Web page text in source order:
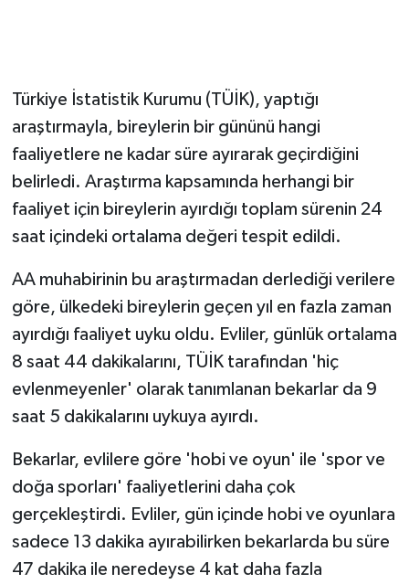
Türkiye İstatistik Kurumu (TÜİK), yaptığı
araştırmayla, bireylerin bir gününü hangi
faaliyetlere ne kadar süre ayırarak geçirdiğini
belirledi. Araştırma kapsamında herhangi bir
faaliyet için bireylerin ayırdığı toplam sürenin 24
saat içindeki ortalama değeri tespit edildi.
AA muhabirinin bu araştırmadan derlediği verilere
göre, ülkedeki bireylerin geçen yıl en fazla zaman
ayırdığı faaliyet uyku oldu. Evliler, günlük ortalama
8 saat 44 dakikalarını, TÜİK tarafından 'hiç
evlenmeyenler' olarak tanımlanan bekarlar da 9
saat 5 dakikalarını uykuya ayırdı.
Bekarlar, evlilere göre 'hobi ve oyun' ile 'spor ve
doğa sporları' faaliyetlerini daha çok
gerçekleştirdi. Evliler, gün içinde hobi ve oyunlara
sadece 13 dakika ayırabilirken bekarlarda bu süre
47 dakika ile neredeyse 4 kat daha fazla
Seri İlan
Siyaset
Sokak Hayvanlarını Sahiplendirme
Spor
Vasıta
Yaşam